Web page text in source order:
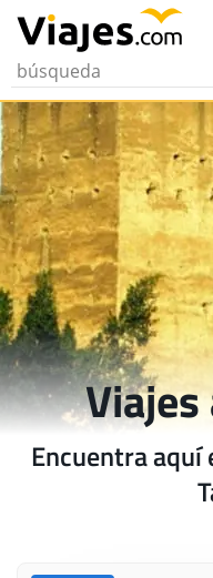
Encuentra aquí